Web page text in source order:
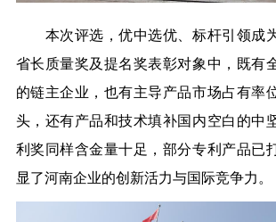
本次评选，优中选优、标杆引领成
省长质量奖及提名奖表彰对象中，既有
的链主企业，也有主导产品市场占有率
头，还有产品和技术填补国内空白的中
利奖同样含金量十足，部分专利产品已
显了河南企业的创新活力与国际竞争力。